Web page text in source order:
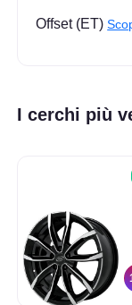
Offset (ET)
I cerchi più